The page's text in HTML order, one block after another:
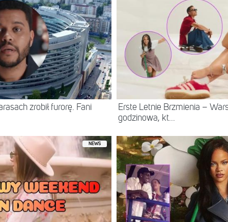
zrobił furorę. Fani
Erste Letnie Brzmienia –
godzinowa, kt...
NEWS